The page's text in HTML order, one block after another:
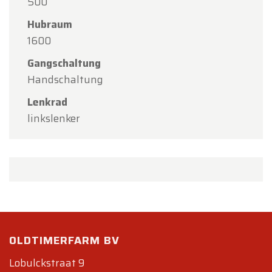
Hubraum
1600
Gangschaltung
Handschaltung
Lenkrad
linkslenker
OLDTIMERFARM BV
Lobulckstraat 9